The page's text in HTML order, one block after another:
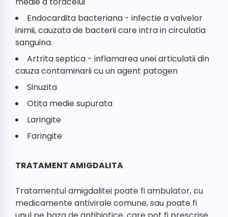
Endocardita bacteriana - infectie a valvelor
inimii, cauzata de bacterii care intra in circulatia
sanguina.
Artrita septica - inflamarea unei articulatii din
cauza contaminarii cu un agent patogen
Sinuzita
Otita medie supurata
Laringite
Faringite
TRATAMENT AMIGDALITA
Tratamentul amigdalitei poate fi ambulator, cu
medicamente antivirale comune, sau poate fi